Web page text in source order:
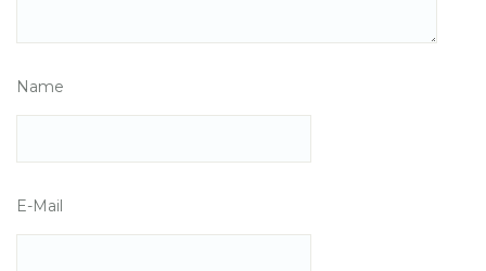
Name
E-Mail